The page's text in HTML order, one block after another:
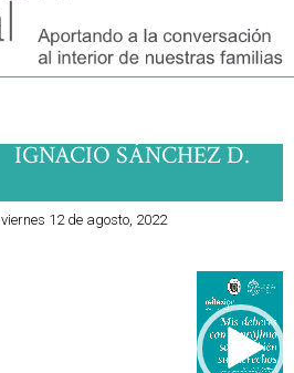
IGNACIO SÁNCHEZ D.
viernes 12 de agosto, 2022
de
vídeo